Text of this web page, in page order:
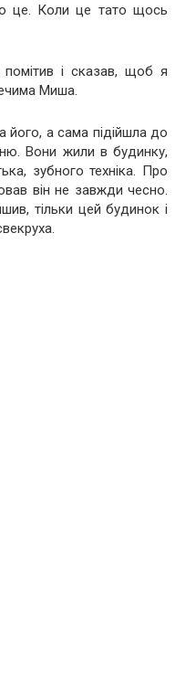
це. Коли це тато щось
і сказав, щоб я
Миша.
його, а сама підійшла до
Вони жили в будинку,
зубного техніка. Про
він не завжди чесно.
тільки цей будинок і